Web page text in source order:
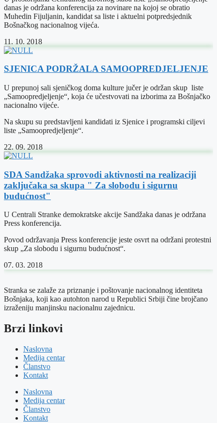
danas je održana konferencija za novinare na kojoj se obratio
Muhedin Fijuljanin, kandidat sa liste i aktuelni potpredsjednik
Bošnačkog nacionalnog vijeća.
11. 10. 2018
SJENICA PODRŽALA SAMOOPREDJELJENJE
U prepunoj sali sjeničkog doma kulture jučer je održan skup liste
„Samoopredjeljenje“, koja će učestvovati na izborima za Bošnjačko
nacionalno vijeće.
Na skupu su predstavljeni kandidati iz Sjenice i programski ciljevi
liste „Samoopredjeljenje“.
22. 09. 2018
SDA Sandžaka sprovodi aktivnosti na realizaciji
zaključaka sa skupa " Za slobodu i sigurnu
budućnost"
U Centrali Stranke demokratske akcije Sandžaka danas je održana
Press konferencija.
Povod održavanja Press konferencije jeste osvrt na održani protestni
skup „Za slobodu i sigurnu budućnost“.
07. 03. 2018
Stranka se zalaže za priznanje i poštovanje nacionalnog identiteta
Bošnjaka, koji kao autohton narod u Republici Srbiji čine brojčano
izraženiju manjinsku nacionalnu zajednicu.
Brzi linkovi
Naslovna
Medija centar
Članstvo
Kontakt
Naslovna
Medija centar
Članstvo
Kontakt